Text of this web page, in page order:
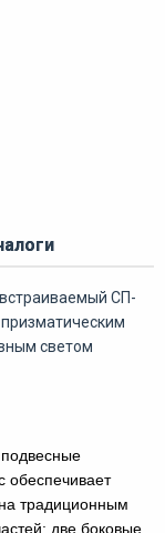
СП-
светом
обеспечивает
традиционным
две боковые